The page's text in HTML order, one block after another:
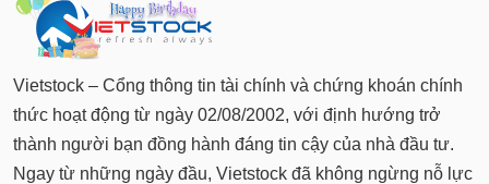
Vietstock – Cổng thông tin tài chính và chứng khoán chính
thức hoạt động từ ngày 02/08/2002, với định hướng trở
thành người bạn đồng hành đáng tin cậy của nhà đầu tư.
Ngay từ những ngày đầu, Vietstock đã không ngừng nỗ lực